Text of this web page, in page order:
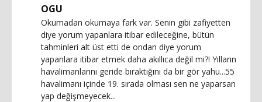
OGU
Okumadan okumaya fark var. Senin gibi zafiyetten
diye yorum yapanlara itibar edileceğine, bütün
tahminleri alt üst etti de ondan diye yorum
yapanlara itibar etmek daha akıllıca değil mi?! Yılların
havalimanlarını geride bıraktığını da bir gör yahu...55
havalimanı içinde 19. sırada olması sen ne yaparsan
yap değişmeyecek...